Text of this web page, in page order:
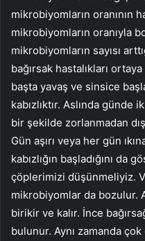
mikrobiyomların oranının
mikrobiyomların oranıyla
mikrobiyomların sayısı
bağırsak hastalıkları
başta yavaş ve sinsice
kabızlıktır. Aslında
bir şekilde zorlanmadan
Gün aşırı veya her gün
kabızlığın başladığını da
çöplerimizi düşünmeliyiz.
mikrobiyomlar da bozulur.
birikir ve kalır. İnce
bulunur. Aynı zamanda